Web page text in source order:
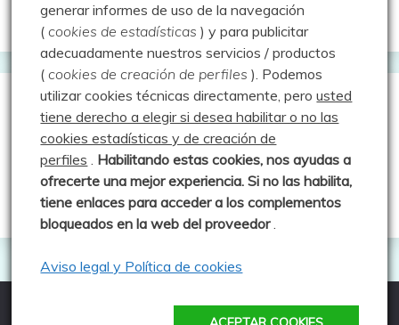
Aprendiz de sueños
Guías de Montaña
Manu - Entre Valles y Cumbre
Luis Crespo Fernández
generar informes de uso de la navegación
(cookies de estadísticas ) y para publicitar
adecuadamente nuestros servicios / productos
(cookies de creación de perfiles ). Podemos
utilizar cookies técnicas directamente, perousted
tiene derecho a elegir si desea habilitar o no las
cookies estadísticas y de creación de
perfiles . Habilitando estas cookies, nos ayudas a
ofrecerte una mejor experiencia. Si no las habilita,
tiene enlaces para acceder a los complementos
bloqueados en la web del proveedor.
Aviso legal y Política de cookies